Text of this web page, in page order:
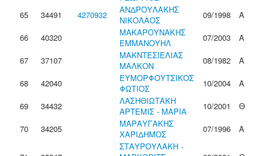
65
34491 4270932
ΑΝΔΡΟΥΛΑΚΗΣ
ΝΙΚΟΛΑΟΣ
09/1998
Α
66
40320
ΜΑΚΑΡΟΥΝΑΚΗΣ
ΕΜΜΑΝΟΥΗΛ
07/2003
Α
67
37107
ΜΑΚΝΤΕΣΙΕΛΙΑΣ
ΜΑΛΚΟΝ
08/1982
Α
68
42040
ΕΥΜΟΡΦΟΥΤΣΙΚΟΣ
ΦΩΤΙΟΣ
10/2004
Α
69
34432
ΛΑΣΗΘΙΩΤΑΚΗ
ΑΡΤΕΜΙΣ - ΜΑΡΙΑ
10/2001
Θ
70
34205
ΜΑΡΑΥΓΑΚΗΣ
ΧΑΡΙΔΗΜΟΣ
07/1996 Α
ΣΤΑΥΡΟΥΛΑΚΗ -